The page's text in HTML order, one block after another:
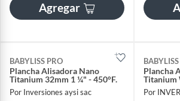
Agregar
BABYLISS PRO
Plancha Alisadora Nano
Titanium 32mm 1 ¼" - 450°F.
Por Inversiones aysi sac
Plancha
Titanium
Por